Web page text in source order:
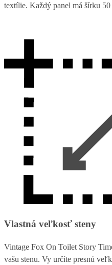
textílie. Každý panel má šírku
Vlastná veľkosť steny
Vintage Fox On Toilet Story
vašu stenu. Vy určíte presnú